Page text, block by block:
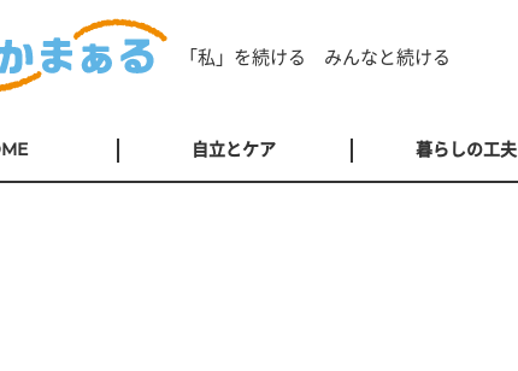
「私」を続ける みんなと続ける
自立とケア 暮らしの工夫